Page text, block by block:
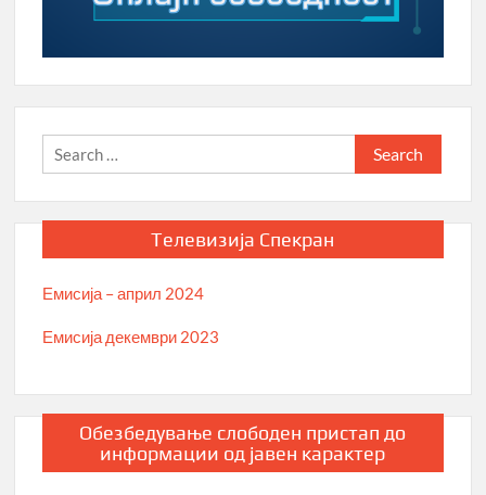
Search
for:
Телевизија Спекран
Емисија – април 2024
Емисија декември 2023
Обезбедување слободен пристап до
информации од јавен карактер